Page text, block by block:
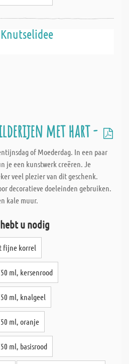
Knutselidee
met hart -
of Moederdag. In een paar
je een kunstwerk creëren. Je
veel plezier van dit geschenk.
decoratieve doeleinden gebruiken.
kale muur.
u nodig
fijne korrel
ml, kersenrood
ml, knalgeel
ml, oranje
ml, basisrood